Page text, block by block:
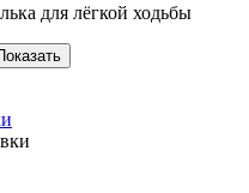
для лёгкой ходьбы